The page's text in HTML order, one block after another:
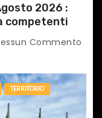
2026 :
competenti
Commento
TERRITORIO